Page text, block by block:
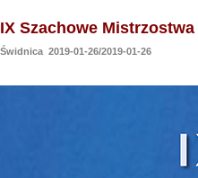
IX Szachowe
Świdnica 2019-01-26/2019-01-26